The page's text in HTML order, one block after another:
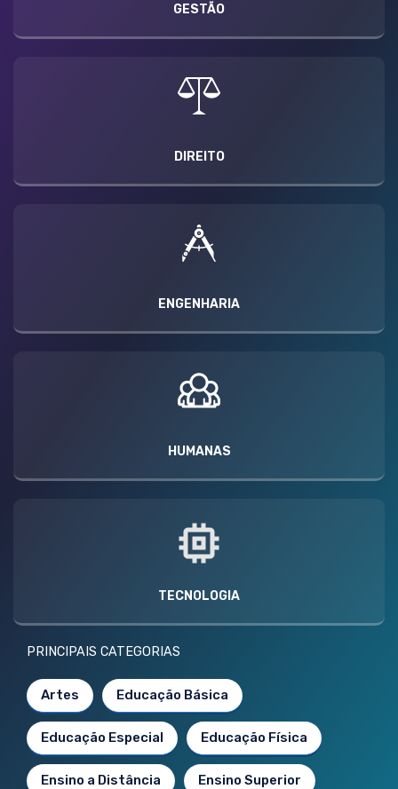
GESTÃO
DIREITO
ENGENHARIA
HUMANAS
TECNOLOGIA
PRINCIPAIS CATEGORIAS
Artes Educação Básica
Educação Especial Educação Física
Ensino a Distância Ensino Superior